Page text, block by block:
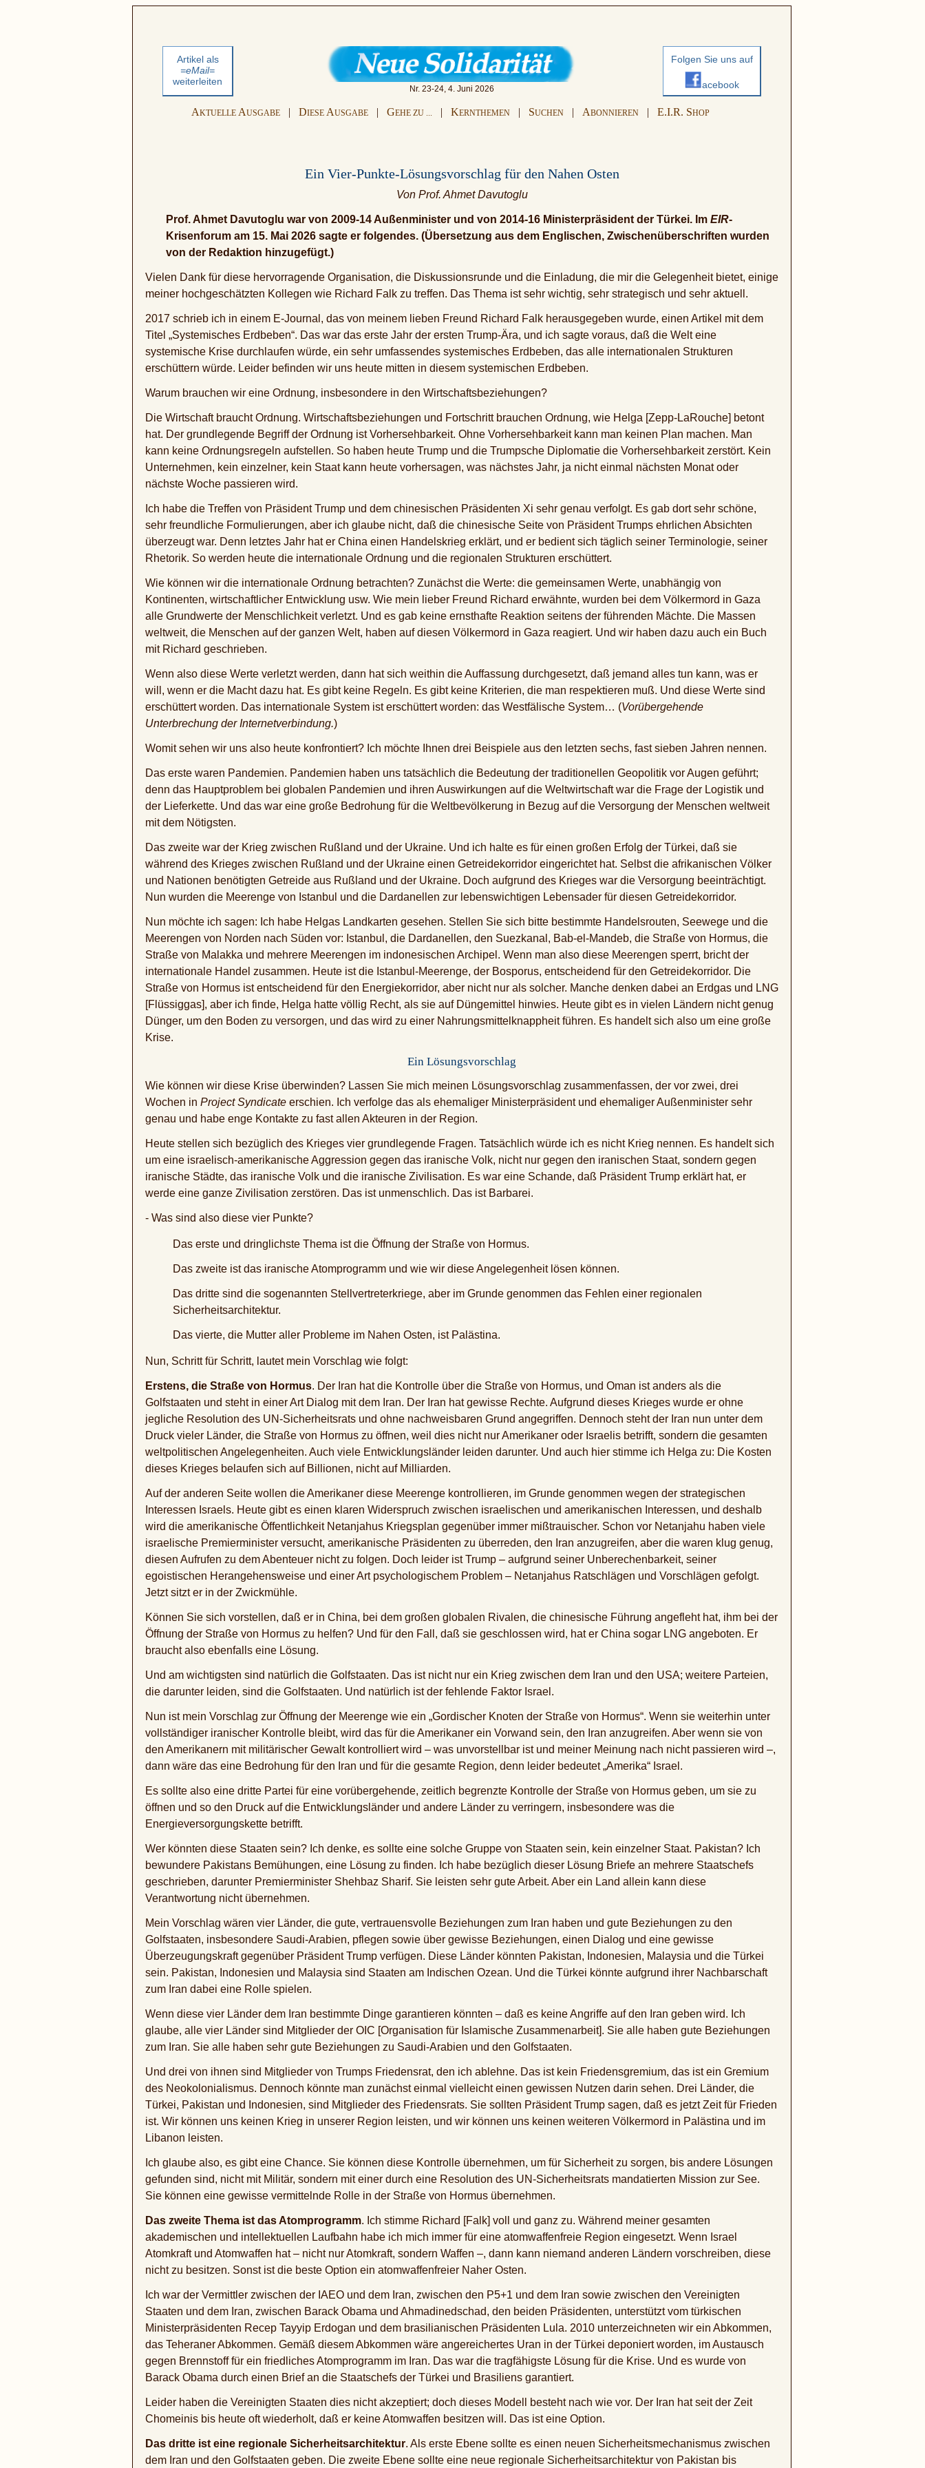
Artikel als
=eMail=
weiterleiten
Folgen Sie uns auf
acebook
Nr. 23-24, 4. Juni 2026
AKTUELLE AUSGABE | DIESE AUSGABE | GEHE ZU ... | KERNTHEMEN | SUCHEN | ABONNIEREN | E.I.R. SHOP
Ein Vier-Punkte-Lösungsvorschlag für den Nahen Osten
Von Prof. Ahmet Davutoglu
Prof. Ahmet Davutoglu war von 2009-14 Außenminister und von 2014-16 Ministerpräsident der Türkei. Im EIR-
Krisenforum am 15. Mai 2026 sagte er folgendes. (Übersetzung aus dem Englischen, Zwischenüberschriften wurden
von der Redaktion hinzugefügt.)
Vielen Dank für diese hervorragende Organisation, die Diskussionsrunde und die Einladung, die mir die Gelegenheit bietet, einige
meiner hochgeschätzten Kollegen wie Richard Falk zu treffen. Das Thema ist sehr wichtig, sehr strategisch und sehr aktuell.
2017 schrieb ich in einem E-Journal, das von meinem lieben Freund Richard Falk herausgegeben wurde, einen Artikel mit dem
Titel „Systemisches Erdbeben“. Das war das erste Jahr der ersten Trump-Ära, und ich sagte voraus, daß die Welt eine
systemische Krise durchlaufen würde, ein sehr umfassendes systemisches Erdbeben, das alle internationalen Strukturen
erschüttern würde. Leider befinden wir uns heute mitten in diesem systemischen Erdbeben.
Warum brauchen wir eine Ordnung, insbesondere in den Wirtschaftsbeziehungen?
Die Wirtschaft braucht Ordnung. Wirtschaftsbeziehungen und Fortschritt brauchen Ordnung, wie Helga [Zepp-LaRouche] betont
hat. Der grundlegende Begriff der Ordnung ist Vorhersehbarkeit. Ohne Vorhersehbarkeit kann man keinen Plan machen. Man
kann keine Ordnungsregeln aufstellen. So haben heute Trump und die Trumpsche Diplomatie die Vorhersehbarkeit zerstört. Kein
Unternehmen, kein einzelner, kein Staat kann heute vorhersagen, was nächstes Jahr, ja nicht einmal nächsten Monat oder
nächste Woche passieren wird.
Ich habe die Treffen von Präsident Trump und dem chinesischen Präsidenten Xi sehr genau verfolgt. Es gab dort sehr schöne,
sehr freundliche Formulierungen, aber ich glaube nicht, daß die chinesische Seite von Präsident Trumps ehrlichen Absichten
überzeugt war. Denn letztes Jahr hat er China einen Handelskrieg erklärt, und er bedient sich täglich seiner Terminologie, seiner
Rhetorik. So werden heute die internationale Ordnung und die regionalen Strukturen erschüttert.
Wie können wir die internationale Ordnung betrachten? Zunächst die Werte: die gemeinsamen Werte, unabhängig von
Kontinenten, wirtschaftlicher Entwicklung usw. Wie mein lieber Freund Richard erwähnte, wurden bei dem Völkermord in Gaza
alle Grundwerte der Menschlichkeit verletzt. Und es gab keine ernsthafte Reaktion seitens der führenden Mächte. Die Massen
weltweit, die Menschen auf der ganzen Welt, haben auf diesen Völkermord in Gaza reagiert. Und wir haben dazu auch ein Buch
mit Richard geschrieben.
Wenn also diese Werte verletzt werden, dann hat sich weithin die Auffassung durchgesetzt, daß jemand alles tun kann, was er
will, wenn er die Macht dazu hat. Es gibt keine Regeln. Es gibt keine Kriterien, die man respektieren muß. Und diese Werte sind
erschüttert worden. Das internationale System ist erschüttert worden: das Westfälische System… (Vorübergehende
Unterbrechung der Internetverbindung.)
Womit sehen wir uns also heute konfrontiert? Ich möchte Ihnen drei Beispiele aus den letzten sechs, fast sieben Jahren nennen.
Das erste waren Pandemien. Pandemien haben uns tatsächlich die Bedeutung der traditionellen Geopolitik vor Augen geführt;
denn das Hauptproblem bei globalen Pandemien und ihren Auswirkungen auf die Weltwirtschaft war die Frage der Logistik und
der Lieferkette. Und das war eine große Bedrohung für die Weltbevölkerung in Bezug auf die Versorgung der Menschen weltweit
mit dem Nötigsten.
Das zweite war der Krieg zwischen Rußland und der Ukraine. Und ich halte es für einen großen Erfolg der Türkei, daß sie
während des Krieges zwischen Rußland und der Ukraine einen Getreidekorridor eingerichtet hat. Selbst die afrikanischen Völker
und Nationen benötigten Getreide aus Rußland und der Ukraine. Doch aufgrund des Krieges war die Versorgung beeinträchtigt.
Nun wurden die Meerenge von Istanbul und die Dardanellen zur lebenswichtigen Lebensader für diesen Getreidekorridor.
Nun möchte ich sagen: Ich habe Helgas Landkarten gesehen. Stellen Sie sich bitte bestimmte Handelsrouten, Seewege und die
Meerengen von Norden nach Süden vor: Istanbul, die Dardanellen, den Suezkanal, Bab-el-Mandeb, die Straße von Hormus, die
Straße von Malakka und mehrere Meerengen im indonesischen Archipel. Wenn man also diese Meerengen sperrt, bricht der
internationale Handel zusammen. Heute ist die Istanbul-Meerenge, der Bosporus, entscheidend für den Getreidekorridor. Die
Straße von Hormus ist entscheidend für den Energiekorridor, aber nicht nur als solcher. Manche denken dabei an Erdgas und LNG
[Flüssiggas], aber ich finde, Helga hatte völlig Recht, als sie auf Düngemittel hinwies. Heute gibt es in vielen Ländern nicht genug
Dünger, um den Boden zu versorgen, und das wird zu einer Nahrungsmittelknappheit führen. Es handelt sich also um eine große
Krise.
Ein Lösungsvorschlag
Wie können wir diese Krise überwinden? Lassen Sie mich meinen Lösungsvorschlag zusammenfassen, der vor zwei, drei
Wochen in Project Syndicate erschien. Ich verfolge das als ehemaliger Ministerpräsident und ehemaliger Außenminister sehr
genau und habe enge Kontakte zu fast allen Akteuren in der Region.
Heute stellen sich bezüglich des Krieges vier grundlegende Fragen. Tatsächlich würde ich es nicht Krieg nennen. Es handelt sich
um eine israelisch-amerikanische Aggression gegen das iranische Volk, nicht nur gegen den iranischen Staat, sondern gegen
iranische Städte, das iranische Volk und die iranische Zivilisation. Es war eine Schande, daß Präsident Trump erklärt hat, er
werde eine ganze Zivilisation zerstören. Das ist unmenschlich. Das ist Barbarei.
- Was sind also diese vier Punkte?
Das erste und dringlichste Thema ist die Öffnung der Straße von Hormus.
Das zweite ist das iranische Atomprogramm und wie wir diese Angelegenheit lösen können.
Das dritte sind die sogenannten Stellvertreterkriege, aber im Grunde genommen das Fehlen einer regionalen
Sicherheitsarchitektur.
Das vierte, die Mutter aller Probleme im Nahen Osten, ist Palästina.
Nun, Schritt für Schritt, lautet mein Vorschlag wie folgt:
Erstens, die Straße von Hormus. Der Iran hat die Kontrolle über die Straße von Hormus, und Oman ist anders als die
Golfstaaten und steht in einer Art Dialog mit dem Iran. Der Iran hat gewisse Rechte. Aufgrund dieses Krieges wurde er ohne
jegliche Resolution des UN-Sicherheitsrats und ohne nachweisbaren Grund angegriffen. Dennoch steht der Iran nun unter dem
Druck vieler Länder, die Straße von Hormus zu öffnen, weil dies nicht nur Amerikaner oder Israelis betrifft, sondern die gesamten
weltpolitischen Angelegenheiten. Auch viele Entwicklungsländer leiden darunter. Und auch hier stimme ich Helga zu: Die Kosten
dieses Krieges belaufen sich auf Billionen, nicht auf Milliarden.
Auf der anderen Seite wollen die Amerikaner diese Meerenge kontrollieren, im Grunde genommen wegen der strategischen
Interessen Israels. Heute gibt es einen klaren Widerspruch zwischen israelischen und amerikanischen Interessen, und deshalb
wird die amerikanische Öffentlichkeit Netanjahus Kriegsplan gegenüber immer mißtrauischer. Schon vor Netanjahu haben viele
israelische Premierminister versucht, amerikanische Präsidenten zu überreden, den Iran anzugreifen, aber die waren klug genug,
diesen Aufrufen zu dem Abenteuer nicht zu folgen. Doch leider ist Trump – aufgrund seiner Unberechenbarkeit, seiner
egoistischen Herangehensweise und einer Art psychologischem Problem – Netanjahus Ratschlägen und Vorschlägen gefolgt.
Jetzt sitzt er in der Zwickmühle.
Können Sie sich vorstellen, daß er in China, bei dem großen globalen Rivalen, die chinesische Führung angefleht hat, ihm bei der
Öffnung der Straße von Hormus zu helfen? Und für den Fall, daß sie geschlossen wird, hat er China sogar LNG angeboten. Er
braucht also ebenfalls eine Lösung.
Und am wichtigsten sind natürlich die Golfstaaten. Das ist nicht nur ein Krieg zwischen dem Iran und den USA; weitere Parteien,
die darunter leiden, sind die Golfstaaten. Und natürlich ist der fehlende Faktor Israel.
Nun ist mein Vorschlag zur Öffnung der Meerenge wie ein „Gordischer Knoten der Straße von Hormus“. Wenn sie weiterhin unter
vollständiger iranischer Kontrolle bleibt, wird das für die Amerikaner ein Vorwand sein, den Iran anzugreifen. Aber wenn sie von
den Amerikanern mit militärischer Gewalt kontrolliert wird – was unvorstellbar ist und meiner Meinung nach nicht passieren wird –,
dann wäre das eine Bedrohung für den Iran und für die gesamte Region, denn leider bedeutet „Amerika“ Israel.
Es sollte also eine dritte Partei für eine vorübergehende, zeitlich begrenzte Kontrolle der Straße von Hormus geben, um sie zu
öffnen und so den Druck auf die Entwicklungsländer und andere Länder zu verringern, insbesondere was die
Energieversorgungskette betrifft.
Wer könnten diese Staaten sein? Ich denke, es sollte eine solche Gruppe von Staaten sein, kein einzelner Staat. Pakistan? Ich
bewundere Pakistans Bemühungen, eine Lösung zu finden. Ich habe bezüglich dieser Lösung Briefe an mehrere Staatschefs
geschrieben, darunter Premierminister Shehbaz Sharif. Sie leisten sehr gute Arbeit. Aber ein Land allein kann diese
Verantwortung nicht übernehmen.
Mein Vorschlag wären vier Länder, die gute, vertrauensvolle Beziehungen zum Iran haben und gute Beziehungen zu den
Golfstaaten, insbesondere Saudi-Arabien, pflegen sowie über gewisse Beziehungen, einen Dialog und eine gewisse
Überzeugungskraft gegenüber Präsident Trump verfügen. Diese Länder könnten Pakistan, Indonesien, Malaysia und die Türkei
sein. Pakistan, Indonesien und Malaysia sind Staaten am Indischen Ozean. Und die Türkei könnte aufgrund ihrer Nachbarschaft
zum Iran dabei eine Rolle spielen.
Wenn diese vier Länder dem Iran bestimmte Dinge garantieren könnten – daß es keine Angriffe auf den Iran geben wird. Ich
glaube, alle vier Länder sind Mitglieder der OIC [Organisation für Islamische Zusammenarbeit]. Sie alle haben gute Beziehungen
zum Iran. Sie alle haben sehr gute Beziehungen zu Saudi-Arabien und den Golfstaaten.
Und drei von ihnen sind Mitglieder von Trumps Friedensrat, den ich ablehne. Das ist kein Friedensgremium, das ist ein Gremium
des Neokolonialismus. Dennoch könnte man zunächst einmal vielleicht einen gewissen Nutzen darin sehen. Drei Länder, die
Türkei, Pakistan und Indonesien, sind Mitglieder des Friedensrats. Sie sollten Präsident Trump sagen, daß es jetzt Zeit für Frieden
ist. Wir können uns keinen Krieg in unserer Region leisten, und wir können uns keinen weiteren Völkermord in Palästina und im
Libanon leisten.
Ich glaube also, es gibt eine Chance. Sie können diese Kontrolle übernehmen, um für Sicherheit zu sorgen, bis andere Lösungen
gefunden sind, nicht mit Militär, sondern mit einer durch eine Resolution des UN-Sicherheitsrats mandatierten Mission zur See.
Sie können eine gewisse vermittelnde Rolle in der Straße von Hormus übernehmen.
Das zweite Thema ist das Atomprogramm. Ich stimme Richard [Falk] voll und ganz zu. Während meiner gesamten
akademischen und intellektuellen Laufbahn habe ich mich immer für eine atomwaffenfreie Region eingesetzt. Wenn Israel
Atomkraft und Atomwaffen hat – nicht nur Atomkraft, sondern Waffen –, dann kann niemand anderen Ländern vorschreiben, diese
nicht zu besitzen. Sonst ist die beste Option ein atomwaffenfreier Naher Osten.
Ich war der Vermittler zwischen der IAEO und dem Iran, zwischen den P5+1 und dem Iran sowie zwischen den Vereinigten
Staaten und dem Iran, zwischen Barack Obama und Ahmadinedschad, den beiden Präsidenten, unterstützt vom türkischen
Ministerpräsidenten Recep Tayyip Erdogan und dem brasilianischen Präsidenten Lula. 2010 unterzeichneten wir ein Abkommen,
das Teheraner Abkommen. Gemäß diesem Abkommen wäre angereichertes Uran in der Türkei deponiert worden, im Austausch
gegen Brennstoff für ein friedliches Atomprogramm im Iran. Das war die tragfähigste Lösung für die Krise. Und es wurde von
Barack Obama durch einen Brief an die Staatschefs der Türkei und Brasiliens garantiert.
Leider haben die Vereinigten Staaten dies nicht akzeptiert; doch dieses Modell besteht nach wie vor. Der Iran hat seit der Zeit
Chomeinis bis heute oft wiederholt, daß er keine Atomwaffen besitzen will. Das ist eine Option.
Das dritte ist eine regionale Sicherheitsarchitektur. Als erste Ebene sollte es einen neuen Sicherheitsmechanismus zwischen
dem Iran und den Golfstaaten geben. Die zweite Ebene sollte eine neue regionale Sicherheitsarchitektur von Pakistan bis